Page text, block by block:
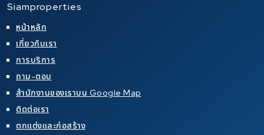
Siamproperties
หน้าหลัก
เกี่ยวกับเรา
การบริการ
ถาม-ตอบ
สำนักงานของเราบน Google Map
ติดต่อเรา
ตกแต่งและก่อสร้าง